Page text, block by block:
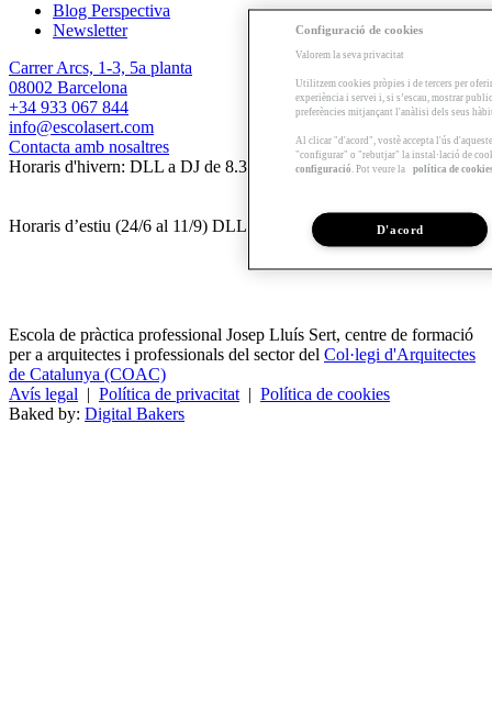
Blog Perspectiva
Newsletter
Carrer Arcs, 1-3, 5a planta
08002 Barcelona
+34 933 067 844
info@escolasert.com
Contacta amb nosaltres
Horaris d'hivern: DLL a DJ de 8.30 a 16.30 h / DV de 8.30 a 14 h.
Horaris d’estiu (24/6 al 11/9) DLL a DV de 8.30 a 14 h.
Escola de pràctica professional Josep Lluís Sert, centre de formació
per a arquitectes i professionals del sector del Col·legi d'Arquitectes
de Catalunya (COAC)
Avís legal | Política de privacitat | Política de cookies
Baked by: Digital Bakers
Configuració de cookies
Valorem la seva privacitat
Utilitzem cookies pròpies i de tercers per
experiència i servei i, si s’escau, mostrar
preferències mitjançant l'anàlisi dels seus
Al clicar "d'acord", vostè accepta l'ús
"configurar" o "rebutjar" la instal·lació de
configuració . Pot veure la política de
D'acord